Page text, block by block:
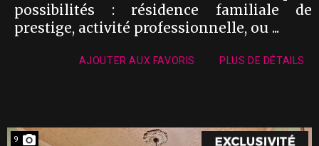
possibilités : résidence familiale de
prestige, activité professionnelle, ou ...
AJOUTER AUX FAVORIS PLUS DE DÉTAILS
9